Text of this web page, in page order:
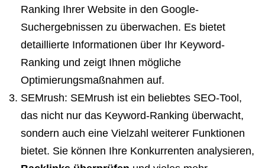
Ranking Ihrer Website in den Google-
Suchergebnissen zu überwachen. Es bietet
detaillierte Informationen über Ihr Keyword-
Ranking und zeigt Ihnen mögliche
Optimierungsmaßnahmen auf.
SEMrush: SEMrush ist ein beliebtes SEO-Tool,
das nicht nur das Keyword-Ranking überwacht,
sondern auch eine Vielzahl weiterer Funktionen
bietet. Sie können Ihre Konkurrenten analysieren,